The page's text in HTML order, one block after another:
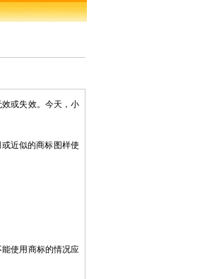
或失效。今天，小
近似的商标图样使
使用商标的情况应